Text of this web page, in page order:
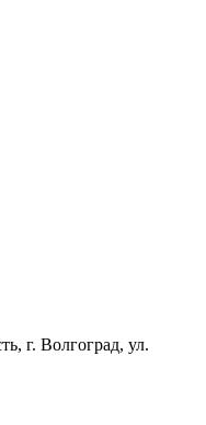
г. Волгоград, ул.